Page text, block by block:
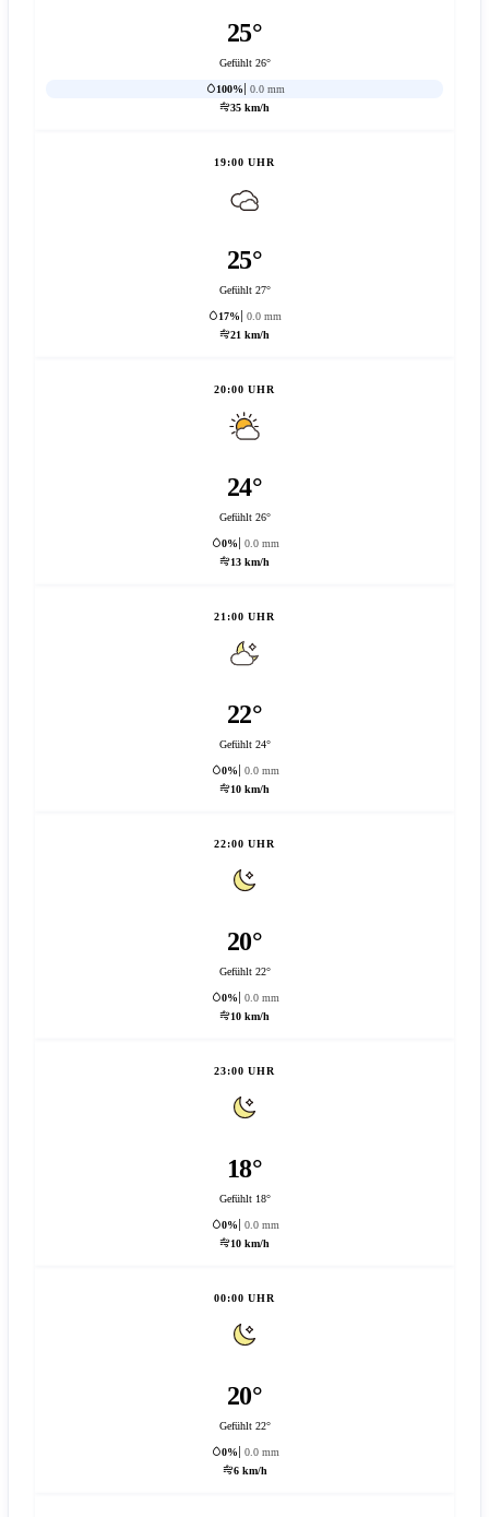
25°
Gefühlt 26°
100%
0.0 mm
35 km/h
19:00 UHR
25°
Gefühlt 27°
17%
0.0 mm
21 km/h
20:00 UHR
24°
Gefühlt 26°
0%
0.0 mm
13 km/h
21:00 UHR
22°
Gefühlt 24°
0%
0.0 mm
10 km/h
22:00 UHR
20°
Gefühlt 22°
0%
0.0 mm
10 km/h
23:00 UHR
18°
Gefühlt 18°
0%
0.0 mm
10 km/h
00:00 UHR
20°
Gefühlt 22°
0%
0.0 mm
6 km/h